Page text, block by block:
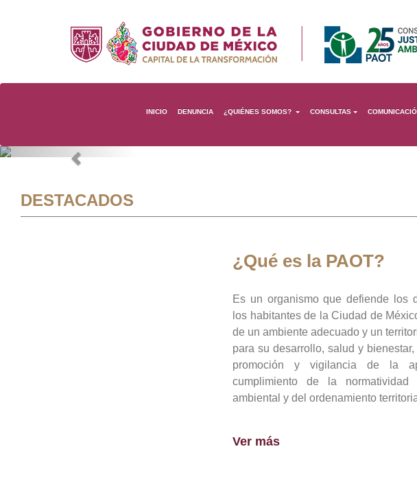
INICIO DENUNCIA ¿QUIÉNES SOMOS? CONSULTAS
Previous
DESTACADOS
¿Qué es la PAOT?
Es un organismo que defiende los
los habitantes de la Ciudad de
de un ambiente adecuado y un
para su desarrollo, salud y
promoción y vigilancia de la
cumplimiento de la normatividad
ambiental y del ordenamiento
Ver más